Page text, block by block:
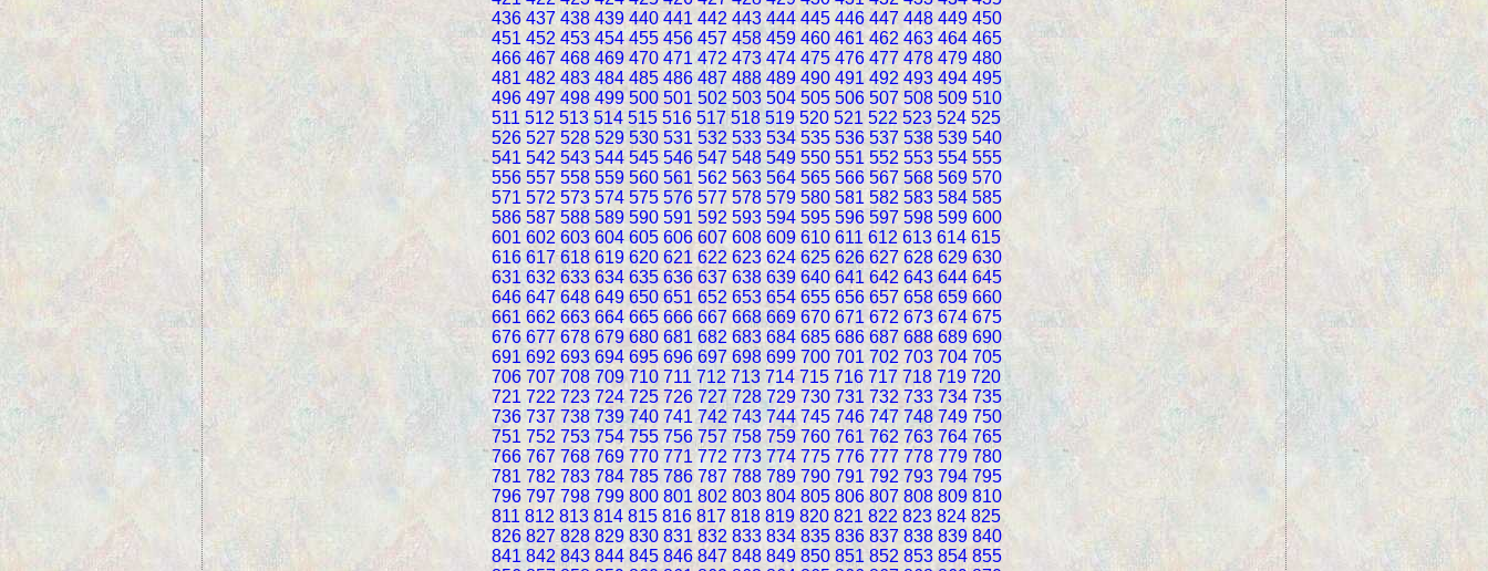
436 437 438 439 440 441 442 443 444 445 446 447 448 449 450
451 452 453 454 455 456 457 458 459 460 461 462 463 464 465
466 467 468 469 470 471 472 473 474 475 476 477 478 479 480
481 482 483 484 485 486 487 488 489 490 491 492 493 494 495
496 497 498 499 500 501 502 503 504 505 506 507 508 509 510
511 512 513 514 515 516 517 518 519 520 521 522 523 524 525
526 527 528 529 530 531 532 533 534 535 536 537 538 539 540
541 542 543 544 545 546 547 548 549 550 551 552 553 554 555
556 557 558 559 560 561 562 563 564 565 566 567 568 569 570
571 572 573 574 575 576 577 578 579 580 581 582 583 584 585
586 587 588 589 590 591 592 593 594 595 596 597 598 599 600
601 602 603 604 605 606 607 608 609 610 611 612 613 614 615
616 617 618 619 620 621 622 623 624 625 626 627 628 629 630
631 632 633 634 635 636 637 638 639 640 641 642 643 644 645
646 647 648 649 650 651 652 653 654 655 656 657 658 659 660
661 662 663 664 665 666 667 668 669 670 671 672 673 674 675
676 677 678 679 680 681 682 683 684 685 686 687 688 689 690
691 692 693 694 695 696 697 698 699 700 701 702 703 704 705
706 707 708 709 710 711 712 713 714 715 716 717 718 719 720
721 722 723 724 725 726 727 728 729 730 731 732 733 734 735
736 737 738 739 740 741 742 743 744 745 746 747 748 749 750
751 752 753 754 755 756 757 758 759 760 761 762 763 764 765
766 767 768 769 770 771 772 773 774 775 776 777 778 779 780
781 782 783 784 785 786 787 788 789 790 791 792 793 794 795
796 797 798 799 800 801 802 803 804 805 806 807 808 809 810
811 812 813 814 815 816 817 818 819 820 821 822 823 824 825
826 827 828 829 830 831 832 833 834 835 836 837 838 839 840
841 842 843 844 845 846 847 848 849 850 851 852 853 854 855